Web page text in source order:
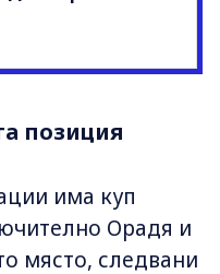
позиция
има куп
Орадя и
място, следвани